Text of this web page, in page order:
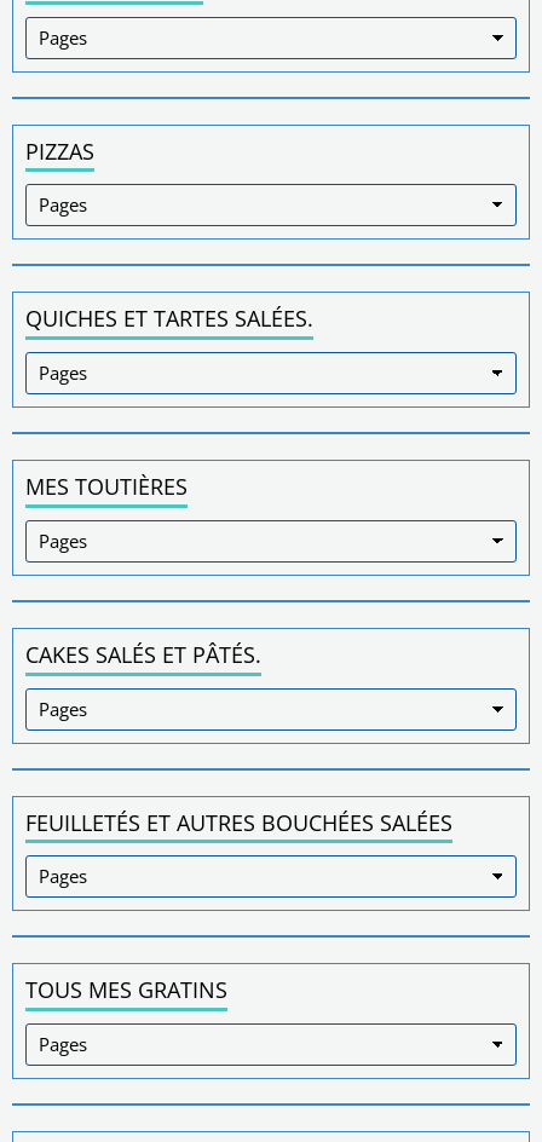
PIZZAS
QUICHES ET TARTES SALÉES.
MES TOUTIÈRES
CAKES SALÉS ET PÂTÉS.
FEUILLETÉS ET AUTRES BOUCHÉES SALÉES
TOUS MES GRATINS